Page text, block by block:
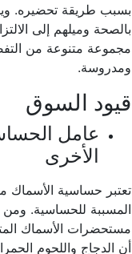
بسبب طريقة تحضيره.
بالصحة وميلهم إلى
مجموعة متنوعة من
ومدروسة.
قيود السوق
عامل
الأخرى
تعتبر حساسية الأسماك
المسببة للحساسية. ومن
مستحضرات الأسماك
أن الدجاج واللحوم